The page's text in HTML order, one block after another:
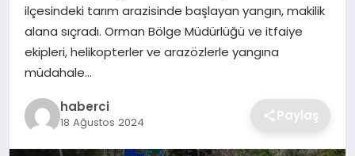
SPOR
TEKNOLOJI
YAŞAM
ilçesindeki tarım arazisinde başlayan yangın, makilik
alana sıçradı. Orman Bölge Müdürlüğü ve itfaiye
ekipleri, helikopterler ve arazözlerle yangına
müdahale…
haberci
18 Ağustos 2024 Paylaş